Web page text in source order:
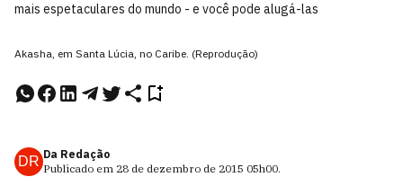
mais espetaculares do mundo - e você pode alugá-las
Akasha, em Santa Lúcia, no Caribe. (Reprodução)
DR Da Redação
Publicado em 28 de dezembro de 2015 05h00.